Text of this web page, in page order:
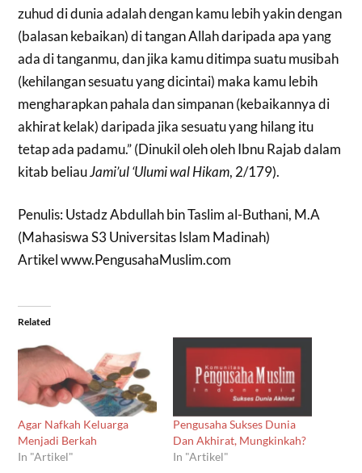
zuhud di dunia adalah dengan kamu lebih yakin dengan
(balasan kebaikan) di tangan Allah daripada apa yang
ada di tanganmu, dan jika kamu ditimpa suatu musibah
(kehilangan sesuatu yang dicintai) maka kamu lebih
mengharapkan pahala dan simpanan (kebaikannya di
akhirat kelak) daripada jika sesuatu yang hilang itu
tetap ada padamu.” (Dinukil oleh oleh Ibnu Rajab dalam
kitab beliauJami’ul ‘Ulumi wal Hikam, 2/179).
Penulis: Ustadz Abdullah bin Taslim al-Buthani, M.A
(Mahasiswa S3 Universitas Islam Madinah)
Artikel www.PengusahaMuslim.com
Related
Agar Nafkah Keluarga
Menjadi Berkah
In "Artikel"
Pengusaha Sukses Dunia
Dan Akhirat, Mungkinkah?
In "Artikel"